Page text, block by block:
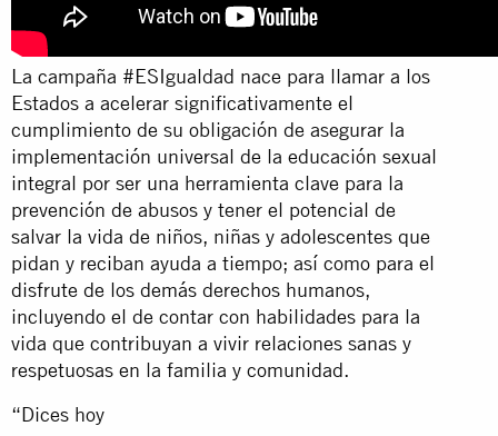
La campaña #ESIgualdad nace para llamar a los
Estados a acelerar significativamente el
cumplimiento de su obligación de asegurar la
implementación universal de la educación sexual
integral por ser una herramienta clave para la
prevención de abusos y tener el potencial de
salvar la vida de niños, niñas y adolescentes que
pidan y reciban ayuda a tiempo; así como para el
disfrute de los demás derechos humanos,
incluyendo el de contar con habilidades para la
vida que contribuyan a vivir relaciones sanas y
respetuosas en la familia y comunidad.
“Dices hoy